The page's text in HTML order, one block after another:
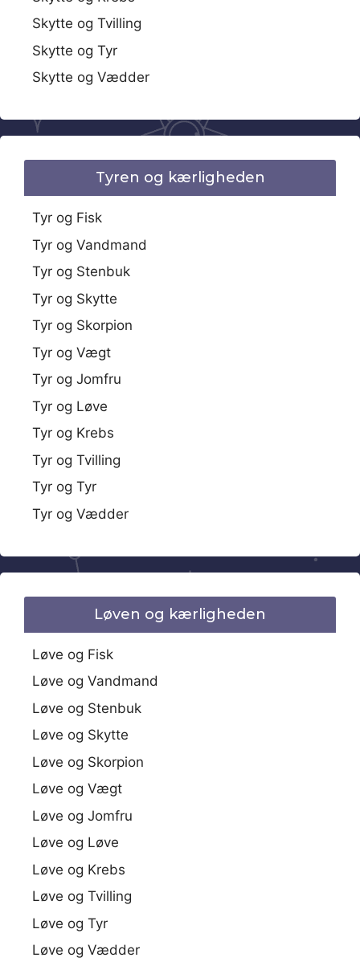
Skytte og Tvilling
Skytte og Tyr
Skytte og Vædder
Tyren og kærligheden
Tyr og Fisk
Tyr og Vandmand
Tyr og Stenbuk
Tyr og Skytte
Tyr og Skorpion
Tyr og Vægt
Tyr og Jomfru
Tyr og Løve
Tyr og Krebs
Tyr og Tvilling
Tyr og Tyr
Tyr og Vædder
Løven og kærligheden
Løve og Fisk
Løve og Vandmand
Løve og Stenbuk
Løve og Skytte
Løve og Skorpion
Løve og Vægt
Løve og Jomfru
Løve og Løve
Løve og Krebs
Løve og Tvilling
Løve og Tyr
Løve og Vædder